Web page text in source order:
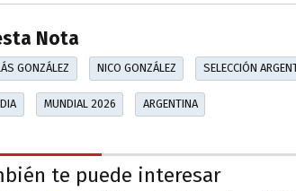
Nota
GONZÁLEZ NICO GONZÁLEZ SELECCIÓN
MUNDIAL 2026 ARGENTINA
te puede interesar